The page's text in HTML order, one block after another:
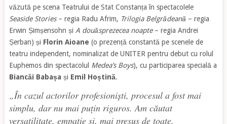
văzută pe scena Teatrului de Stat Constanța în spectacolele
Seaside Stories– regia Radu Afrim, Trilogia Belgrădeană – regia
Erwin Șimșensohn și A douăsprezecea noapte– regia Andrei
Șerban) și Florin Aioane (o prezență constantă pe scenele de
teatru independent, nominalizat de UNITER pentru debut cu rolul
Euphemos din spectacolul Medea’s Boys), cu participarea specială a
Biancăi Babașa și Emil Hoștină.
„În cazul actorilor profesioniști, procesul a fost mai
simplu, dar nu mai puțin riguros. Am căutat
versatilitate, empatie și, mai presus de toate,